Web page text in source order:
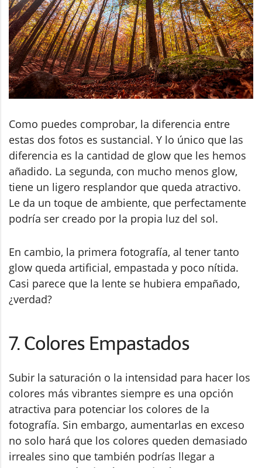
Como puedes comprobar, la diferencia entre
estas dos fotos es sustancial. Y lo único que las
diferencia es la cantidad de glow que les hemos
añadido. La segunda, con mucho menos glow,
tiene un ligero resplandor que queda atractivo.
Le da un toque de ambiente, que perfectamente
podría ser creado por la propia luz del sol.
En cambio, la primera fotografía, al tener tanto
glow queda artificial, empastada y poco nítida.
Casi parece que la lente se hubiera empañado,
¿verdad?
7. Colores Empastados
Subir la saturación o la intensidad para hacer los
colores más vibrantes siempre es una opción
atractiva para potenciar los colores de la
fotografía. Sin embargo, aumentarlas en exceso
no solo hará que los colores queden demasiado
irreales sino que también podrías llegar a